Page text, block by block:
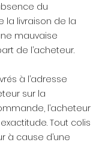
du
la livraison de la
mauvaise
de l’acheteur.
à l’adresse
sur la
l’acheteur
Tout colis
à cause d’une